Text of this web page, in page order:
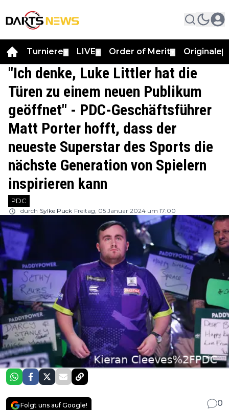
Turniere LIVE Order of Merit Originale
"Ich denke, Luke Littler hat die
Türen zu einem neuen Publikum
geöffnet" - PDC-Geschäftsführer
Matt Porter hofft, dass der
neueste Superstar des Sports die
nächste Generation von Spielern
inspirieren kann
PDC
durch Sylke Puck Freitag, 05 Januar 2024 um 17:00
Folgt uns auf Google!
0